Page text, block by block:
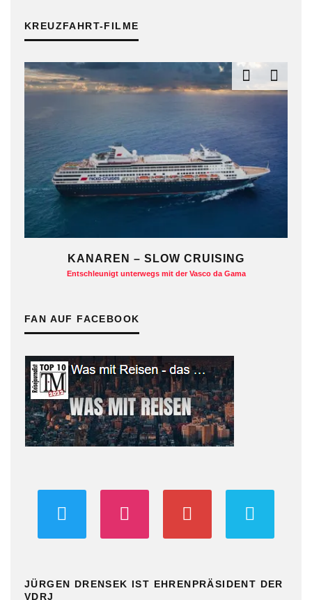
KREUZFAHRT-FILME
KANAREN – SLOW CRUISING
Entschleunigt unterwegs mit der Vasco da Gama
FAN AUF FACEBOOK
JÜRGEN DRENSEK IST EHRENPRÄSIDENT DER
VDRJ